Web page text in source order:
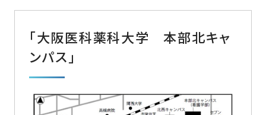
「大阪医科薬科大学 本部北キャ
ンパス」